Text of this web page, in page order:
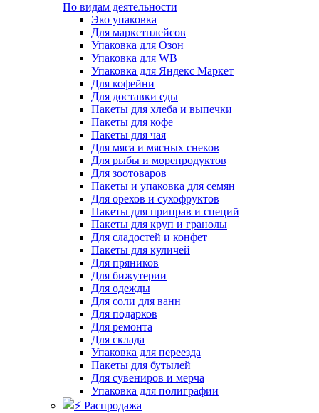
По видам деятельности
Эко упаковка
Для маркетплейсов
Упаковка для Озон
Упаковка для WB
Упаковка для Яндекс Маркет
Для кофейни
Для доставки еды
Пакеты для хлеба и выпечки
Пакеты для кофе
Пакеты для чая
Для мяса и мясных снеков
Для рыбы и морепродуктов
Для зоотоваров
Пакеты и упаковка для семян
Для орехов и сухофруктов
Пакеты для приправ и специй
Пакеты для круп и гранолы
Для сладостей и конфет
Пакеты для куличей
Для пряников
Для бижутерии
Для одежды
Для соли для ванн
Для подарков
Для ремонта
Для склада
Упаковка для переезда
Пакеты для бутылей
Для сувениров и мерча
Упаковка для полиграфии